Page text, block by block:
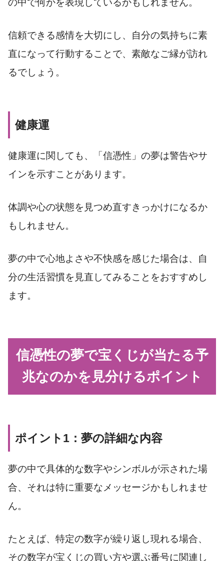
の中で何かを表現しているかもしれません。
信頼できる感情を大切にし、自分の気持ちに素
直になって行動することで、素敵なご縁が訪れ
るでしょう。
健康運
健康運に関しても、「信憑性」の夢は警告やサ
インを示すことがあります。
体調や心の状態を見つめ直すきっかけになるか
もしれません。
夢の中で心地よさや不快感を感じた場合は、自
分の生活習慣を見直してみることをおすすめし
ます。
信憑性の夢で宝くじが当たる予
兆なのかを見分けるポイント
ポイント1：夢の詳細な内容
夢の中で具体的な数字やシンボルが示された場
合、それは特に重要なメッセージかもしれませ
ん。
たとえば、特定の数字が繰り返し現れる場合、
その数字が宝くじの買い方や選ぶ番号に関連し